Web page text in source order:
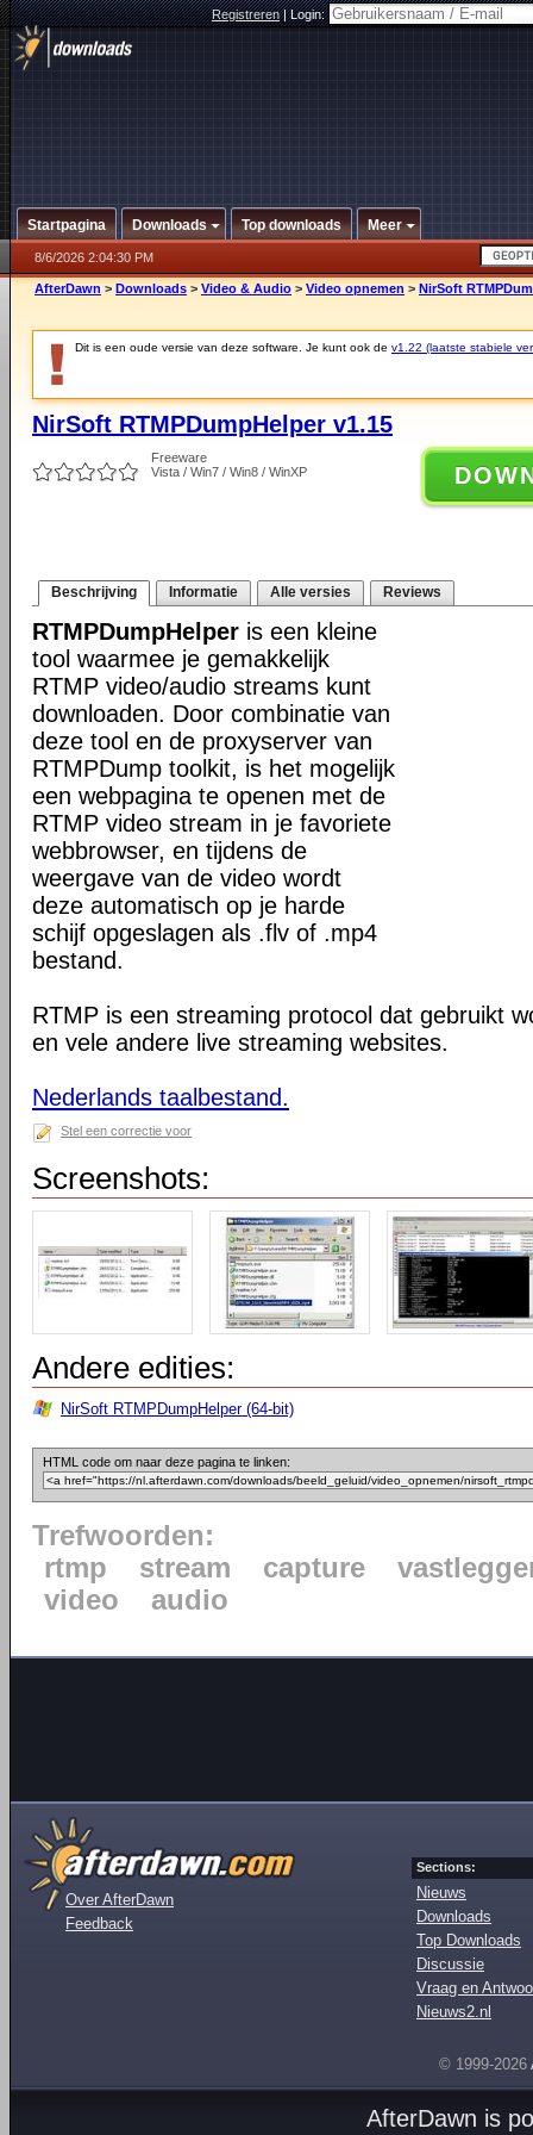
Registreren|Login:
Startpagina Downloads Top downloads Meer
8/6/2026 2:04:30 PM
AfterDawn > Downloads > Video & Audio > Video opnemen > NirSoft
Dit is een oude versie van deze software. Je kunt ook de v1.22 (laatste stabiele
NirSoft RTMPDumpHelper v1.15
Freeware
Vista / Win7 / Win8 / WinXP
Beschrijving Informatie Alle versies Reviews
RTMPDumpHelper is een kleine
tool waarmee je gemakkelijk
RTMP video/audio streams kunt
downloaden. Door combinatie van
deze tool en de proxyserver van
RTMPDump toolkit, is het mogelijk
een webpagina te openen met de
RTMP video stream in je favoriete
webbrowser, en tijdens de
weergave van de video wordt
deze automatisch op je harde
schijf opgeslagen als .flv of .mp4
bestand.
RTMP is een streaming protocol dat gebruikt
en vele andere live streaming websites.
Nederlands taalbestand.
Stel een correctie voor
Screenshots:
Andere edities:
NirSoft RTMPDumpHelper (64-bit)
HTML code om naar deze pagina te linken:
Trefwoorden:
rtmp
stream capture
video
audio
Over AfterDawn
Feedback
Sections:
Nieuws
Downloads
Top Downloads
Discussie
Vraag en
Nieuws2.nl
© 1999-2026
AfterDawn is